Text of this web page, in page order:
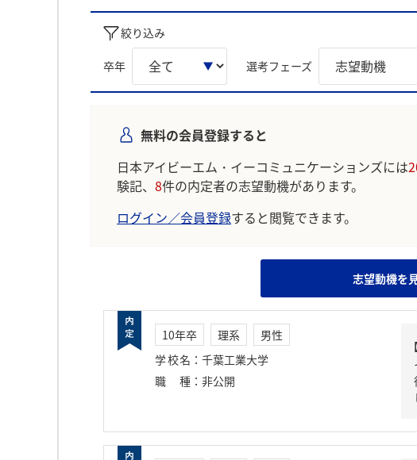
絞り込み
卒年 選考フェーズ
無料の会員登録すると
日本アイビーエム・イーコミュニケーションズには
験記、 8件の内定者の志望動機があります。
ログイン／会員登録すると閲覧できます。
志望動機を
10年卒 理系
男性
学校名 ： 千葉工業大学
職種 ： 非公開